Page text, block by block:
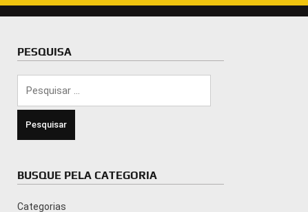
PESQUISA
BUSQUE PELA CATEGORIA
Categorias